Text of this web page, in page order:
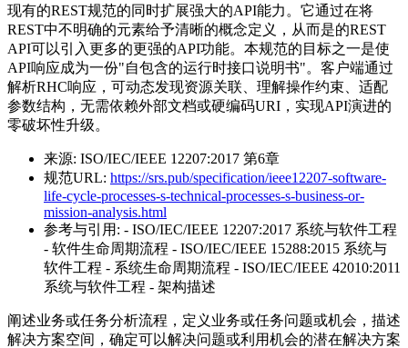
现有的REST规范的同时扩展强大的API能力。它通过在将
REST中不明确的元素给予清晰的概念定义，从而是的REST
API可以引入更多的更强的API功能。本规范的目标之一是使
API响应成为一份"自包含的运行时接口说明书"。客户端通过
解析RHC响应，可动态发现资源关联、理解操作约束、适配
参数结构，无需依赖外部文档或硬编码URI，实现API演进的
零破坏性升级。
来源: ISO/IEC/IEEE 12207:2017 第6章
规范URL: https://srs.pub/specification/ieee12207-software-
life-cycle-processes-s-technical-processes-s-business-or-
mission-analysis.html
参考与引用: - ISO/IEC/IEEE 12207:2017 系统与软件工程
- 软件生命周期流程 - ISO/IEC/IEEE 15288:2015 系统与
软件工程 - 系统生命周期流程 - ISO/IEC/IEEE 42010:2011
系统与软件工程 - 架构描述
阐述业务或任务分析流程，定义业务或任务问题或机会，描述
解决方案空间，确定可以解决问题或利用机会的潜在解决方案